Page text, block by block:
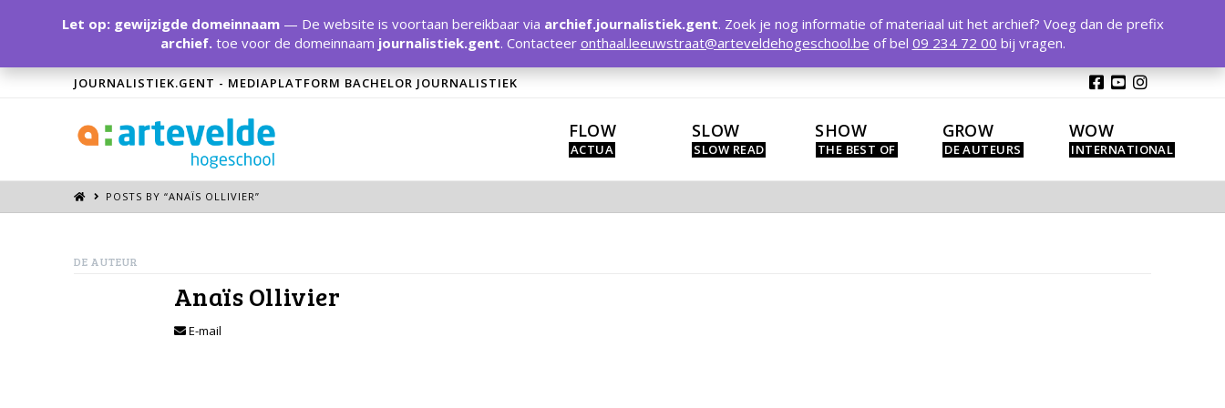
JOURNALISTIEK.GENT - MEDIAPLATFORM BACHELOR JOURNALISTIEK
FLOW SLOW SHOW GROW WOW
POSTS BY “ANAÏS OLLIVIER”
DE AUTEUR
Anaïs Ollivier
E-mail
Let op: gewijzigde domeinnaam— De website is voortaan bereikbaar via archief.journalistiek.gent. Zoek je nog informatie of materiaal uit het archief? Voeg dan de prefix
archief.toe voor de domeinnaam journalistiek.gent. Contacteer onthaal.leeuwstraat@arteveldehogeschool.be of bel 09 234 72 00 bij vragen.